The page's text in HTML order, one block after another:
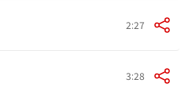
2:27
3:28